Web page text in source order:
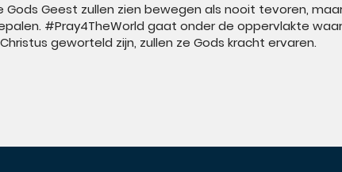
Geest zullen zien bewegen als nooit tevoren,
#Pray4TheWorld gaat onder de oppervlakte waar
geworteld zijn, zullen ze Gods kracht ervaren.